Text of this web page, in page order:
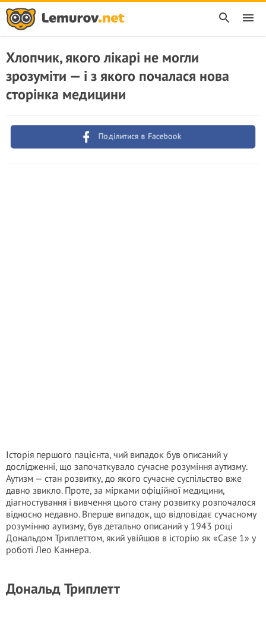
Хлопчик, якого лікарі не могли
зрозуміти — і з якого почалася нова
сторінка медицини
Поділитися в Facebook
Історія першого пацієнта, чий випадок був описаний у
дослідженні, що започаткувало сучасне розуміння аутизму.
Аутизм — стан розвитку, до якого сучасне суспільство вже
давно звикло. Проте, за мірками офіційної медицини,
діагностування і вивчення цього стану розвитку розпочалося
відносно недавно. Вперше випадок, що відповідає сучасному
розумінню аутизму, був детально описаний у 1943 році
Дональдом Триплеттом, який увійшов в історію як «Case 1» у
роботі Лео Каннера.
Дональд Триплетт